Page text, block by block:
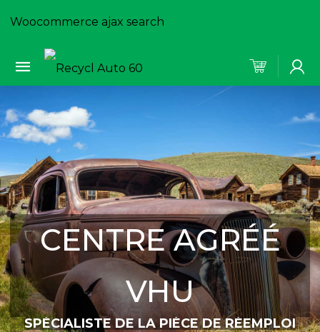
Woocommerce ajax search
CENTRE AGRÉÉ
VHU
SPÉCIALISTE DE LA PIÈCE DE RÉEMPLOI